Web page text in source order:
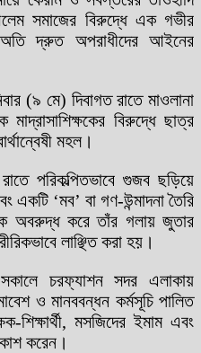
সমাজের বিরুদ্ধে এক গভীর
দ্রুত অপরাধীদের আইনের
(৯ মে) দিবাগত রাতে মাওলানা
বিরুদ্ধে ছাত্র
মহল।
পরিকল্পিতভাবে গুজব ছড়িয়ে
একটি ‘মব’ বা গণ-উন্মাদনা তৈরি
অবরুদ্ধ করে তাঁর গলায় জুতার
লাঞ্ছিত করা হয়।
চরফ্যাশন সদর এলাকায়
ও মানববন্ধন কর্মসূচি পালিত
শিক্ষার্থী, মসজিদের ইমাম এবং
করেন।